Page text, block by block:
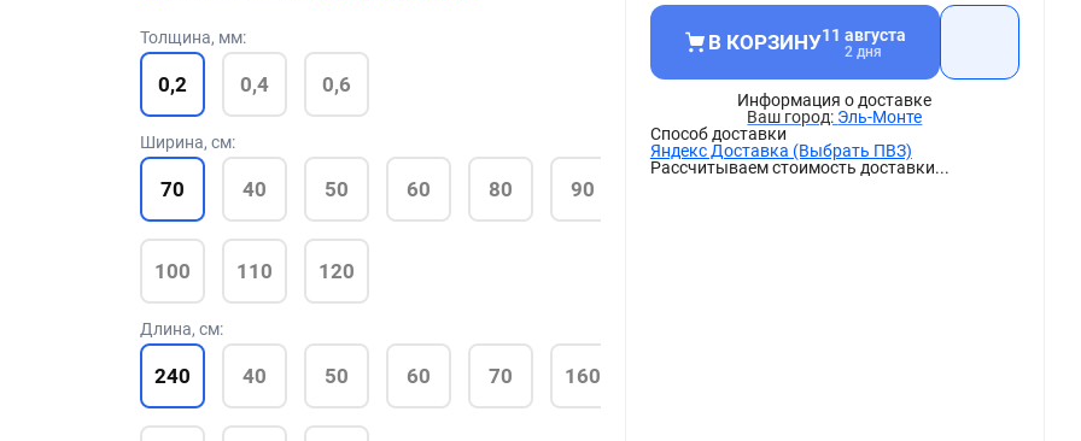
Толщина, мм:
0,2 0,4 0,6
Ширина, см:
70 40 50 60 80 90
100 110 120
Длина, см:
240 40 50 60 70 160
В КОРЗИНУ11 августа
2 дня
Информация о доставке
Эль-Монте
Способ доставки
Яндекс Доставка (Выбрать ПВЗ)
Рассчитываем стоимость доставки...